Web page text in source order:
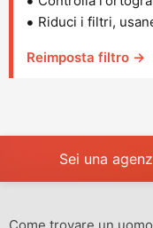
Riduci i filtri,
Reimposta filtro →
Sei una